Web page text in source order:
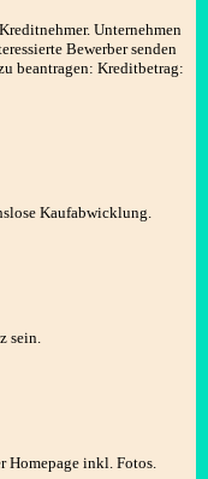
Unternehmen
Bewerber senden
beantragen: Kreditbetrag:
Kaufabwicklung.
sein.
Homepage inkl. Fotos.